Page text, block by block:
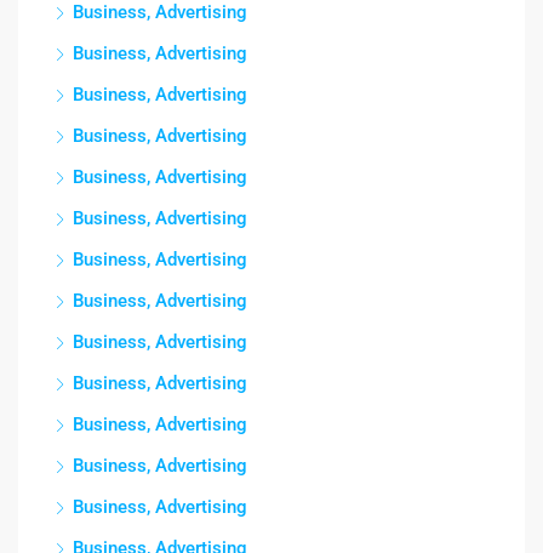
Business, Advertising
Business, Advertising
Business, Advertising
Business, Advertising
Business, Advertising
Business, Advertising
Business, Advertising
Business, Advertising
Business, Advertising
Business, Advertising
Business, Advertising
Business, Advertising
Business, Advertising
Business, Advertising